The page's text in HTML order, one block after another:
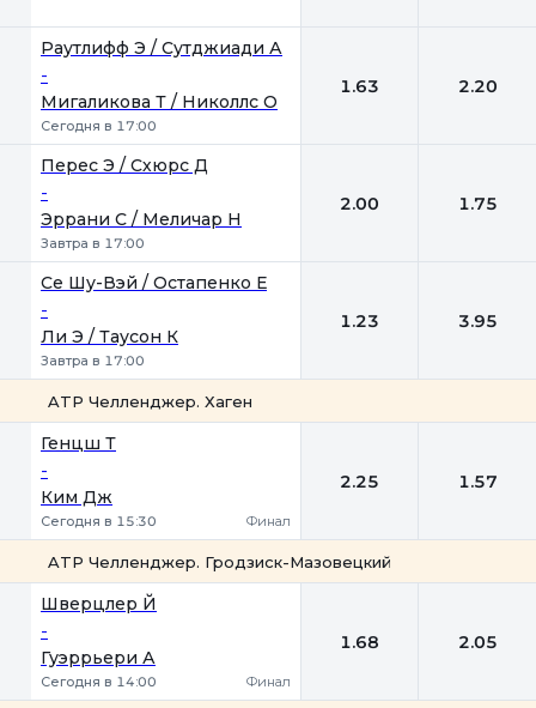
Раутлифф Э / Сутджиади А
-
Мигаликова Т / Николлс О
Сегодня в 17:00
1.63 2.20
Перес Э / Схюрс Д
-
Эррани С / Меличар Н
Завтра в 17:00
2.00 1.75
Се Шу-Вэй / Остапенко Е
-
Ли Э / Таусон К
Завтра в 17:00
1.23 3.95
ATP Челленджер. Хаген
Генцш Т
-
Ким Дж
Сегодня в 15:30 Финал
2.25 1.57
ATP Челленджер. Гродзиск-Мазовецкий
Шверцлер Й
-
Гуэррьери А
Сегодня в 14:00 Финал
1.68 2.05